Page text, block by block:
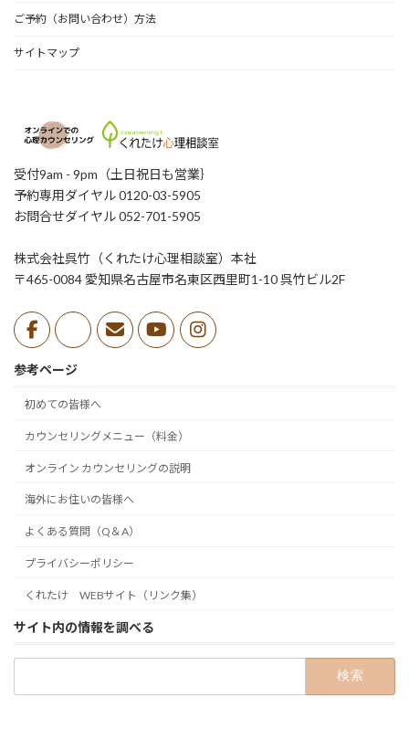
ご予約（お問い合わせ）方法
サイトマップ
受付9am - 9pm（土日祝日も営業｝
予約専用ダイヤル 0120-03-5905
お問合せダイヤル 052-701-5905
株式会社呉竹（くれたけ心理相談室）本社
〒465-0084 愛知県名古屋市名東区西里町1-10 呉竹ビル2F
参考ページ
初めての皆様へ
カウンセリングメニュー（料金）
オンライン カウンセリングの説明
海外にお住いの皆様へ
よくある質問（Q＆A）
プライバシーポリシー
くれたけ WEBサイト（リンク集）
サイト内の情報を調べる